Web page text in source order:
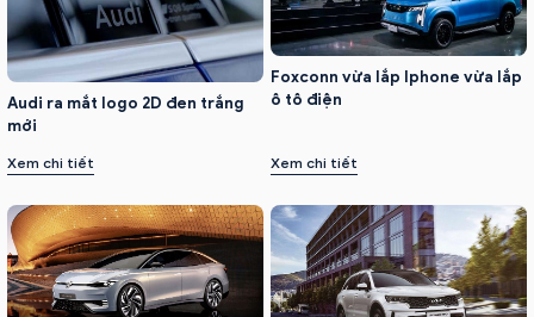
Audi ra mắt logo 2D đen trắng
mới
Xem chi tiết
Foxconn vừa lắp Iphone vừa lắp
ô tô điện
Xem chi tiết